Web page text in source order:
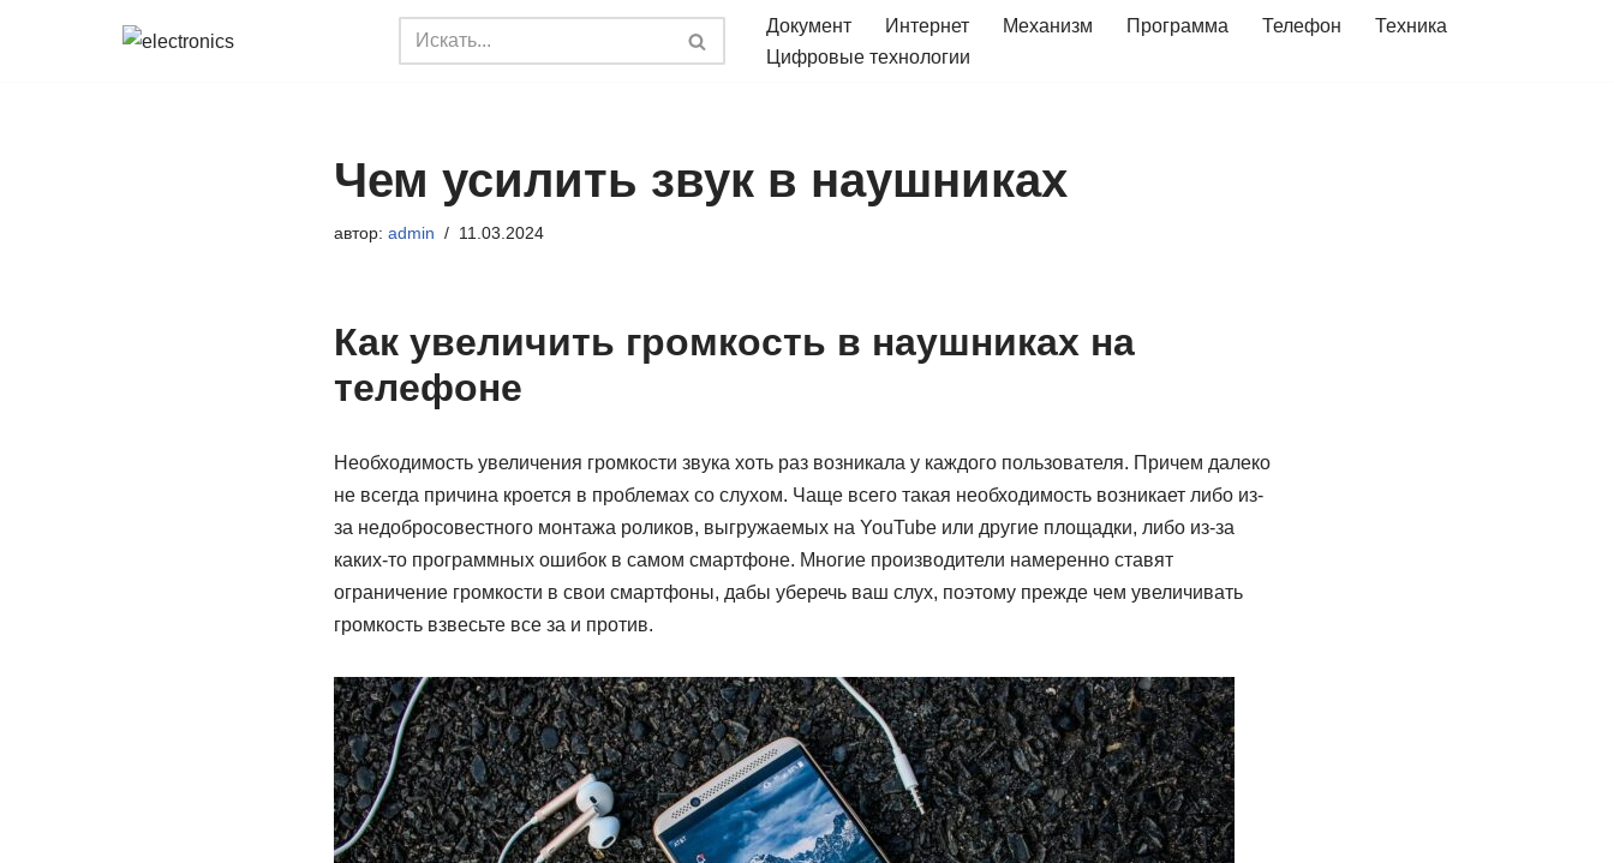
Документ Интернет Механизм Программа Телефон
Техника
Цифровые технологии
Чем усилить звук в наушниках
автор: admin 11.03.2024
Как увеличить громкость в наушниках на
телефоне
Необходимость увеличения громкости звука хоть раз возникала у каждого пользователя. Причем далеко
не всегда причина кроется в проблемах со слухом. Чаще всего такая необходимость возникает либо из-
за недобросовестного монтажа роликов, выгружаемых на YouTube или другие площадки, либо из-за
каких-то программных ошибок в самом смартфоне. Многие производители намеренно ставят
ограничение громкости в свои смартфоны, дабы уберечь ваш слух, поэтому прежде чем увеличивать
громкость взвесьте все за и против.